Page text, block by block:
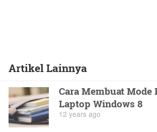
Artikel Lainnya
Cara Membuat Mode
Laptop Windows 8
12 years ago